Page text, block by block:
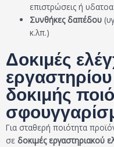
επιστρώσεις ή
Συνθήκες δαπέδου
κ.λπ.)
Δοκιμές
δοκιμής
Για σταθερή ποιότητα
σε δοκιμές εργαστηριακού